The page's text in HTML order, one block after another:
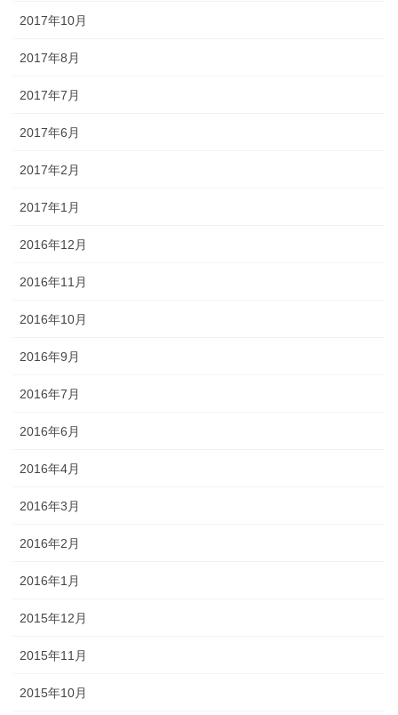
2017年10月
2017年8月
2017年7月
2017年6月
2017年2月
2017年1月
2016年12月
2016年11月
2016年10月
2016年9月
2016年7月
2016年6月
2016年4月
2016年3月
2016年2月
2016年1月
2015年12月
2015年11月
2015年10月